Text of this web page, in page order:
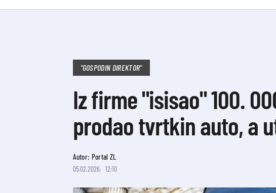
"GOSPODIN DIREKTOR"
Iz firme "isisao" 100.
prodao tvrtkin auto, a
Autor: Portal ZL
05.02.2026. 12:10